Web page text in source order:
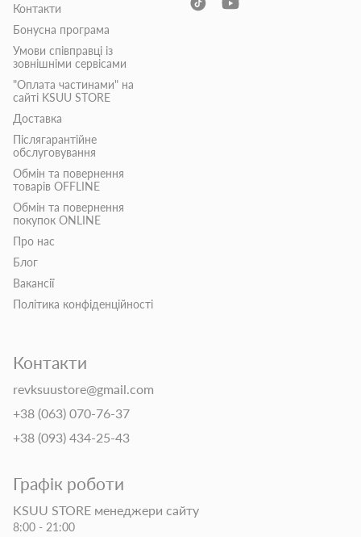
Контакти
Бонусна програма
Умови співправці із
зовнішніми сервісами
"Оплата частинами" на
сайті KSUU STORE
Доставка
Післягарантійне
обслуговування
Обмін та повернення
товарів OFFLINE
Обмін та повернення
покупок ONLINE
Про нас
Блог
Вакансії
Політика конфіденційності
Контакти
revksuustore@gmail.com
+38 (063) 070-76-37
+38 (093) 434-25-43
Графік роботи
KSUU STORE менеджери сайту
8:00 - 21:00